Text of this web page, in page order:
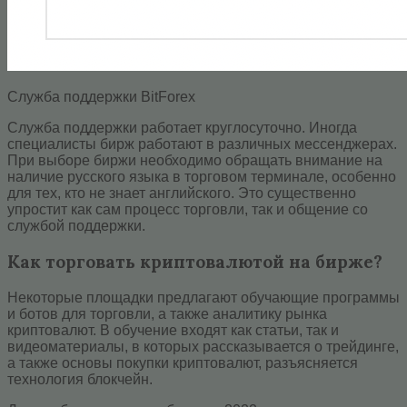
Служба поддержки BitForex
Служба поддержки работает круглосуточно. Иногда
специалисты бирж работают в различных мессенджерах.
При выборе биржи необходимо обращать внимание на
наличие русского языка в торговом терминале, особенно
для тех, кто не знает английского. Это существенно
упростит как сам процесс торговли, так и общение со
службой поддержки.
Как торговать криптовалютой на бирже?
Некоторые площадки предлагают обучающие программы
и ботов для торговли, а также аналитику рынка
криптовалют. В обучение входят как статьи, так и
видеоматериалы, в которых рассказывается о трейдинге,
а также основы покупки криптовалют, разъясняется
технология блокчейн.